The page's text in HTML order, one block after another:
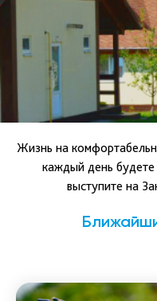
Жизнь на
каждый день будете
выступите на